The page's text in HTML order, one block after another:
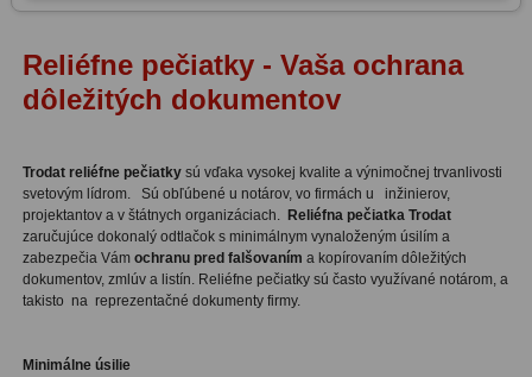
Reliéfne pečiatky - Vaša ochrana
dôležitých dokumentov
Trodat reliéfne pečiatkysú vďaka vysokej kvalite a výnimočnej trvanlivosti
svetovým lídrom.
Sú obľúbené u notárov, vo firmách u
inžinierov,
projektantov a v štátnych organizáciach. Reliéfna pečiatka Trodat
zaručujúce dokonalý odtlačok s minimálnym vynaloženým úsilím a
zabezpečia Vám ochranu pred falšovaním a kopírovaním dôležitých
dokumentov, zmlúv a listín. Reliéfne pečiatky sú často využívané notárom, a
takisto na reprezentačné dokumenty firmy.
Minimálne úsilie